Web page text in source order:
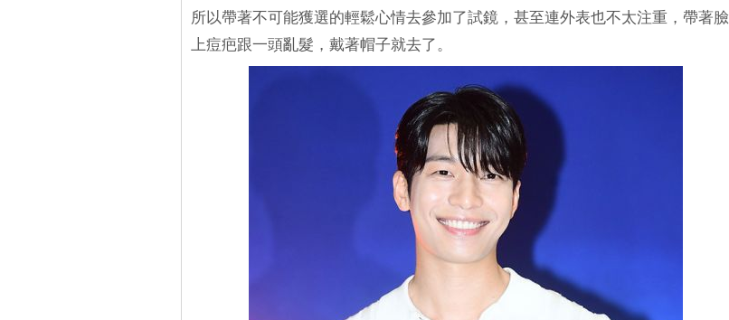
所以帶著不可能獲選的輕鬆心情去參加了試鏡，甚至連外表也不太注重，帶著臉
上痘疤跟一頭亂髮，戴著帽子就去了。